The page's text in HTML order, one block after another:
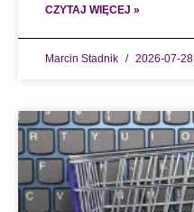
CZYTAJ WIĘCEJ »
Marcin Stadnik 2026-07-28